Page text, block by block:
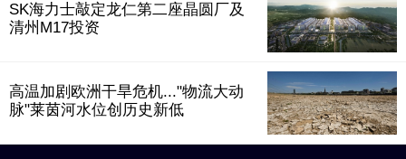
SK海力士敲定龙仁第二座晶圆厂及
清州M17投资
高温加剧欧洲干旱危机..."物流大动
脉"莱茵河水位创历史新低